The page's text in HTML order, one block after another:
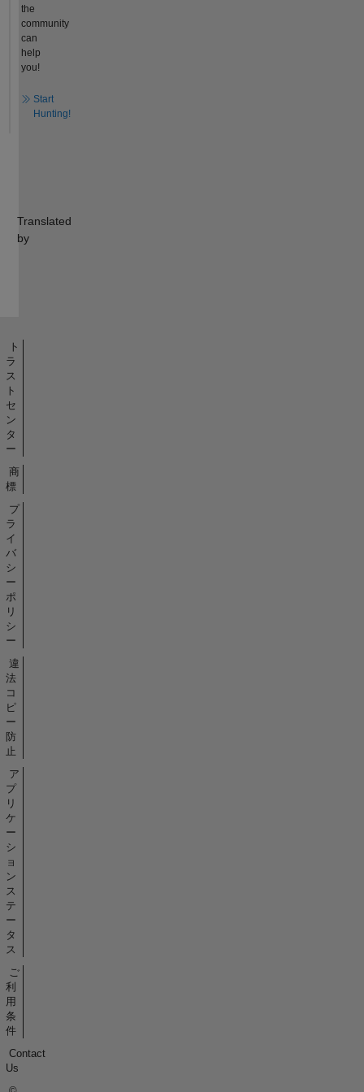
the
community
can
help
you!
Start
Hunting!
Translated
by
ト
ラ
ス
ト
セ
ン
タ
ー
商
標
プ
ラ
イ
バ
シ
ー
ポ
リ
シ
ー
違
法
コ
ピ
ー
防
止
ア
プ
リ
ケ
ー
シ
ョ
ン
ス
テ
ー
タ
ス
ご
利
用
条
件
Contact
Us